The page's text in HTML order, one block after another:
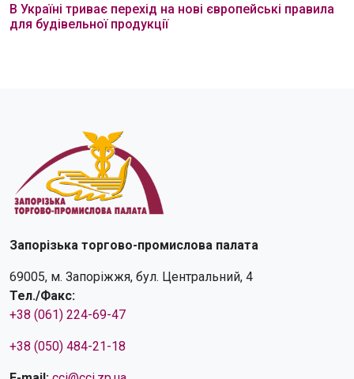
В Україні триває перехід на нові європейські правила
для будівельної продукції
Запорізька торгово-промислова палата
69005, м. Запоріжжя, бул. Центральний, 4
Тел./Факс:
+38 (061) 224-69-47
+38 (050) 484-21-18